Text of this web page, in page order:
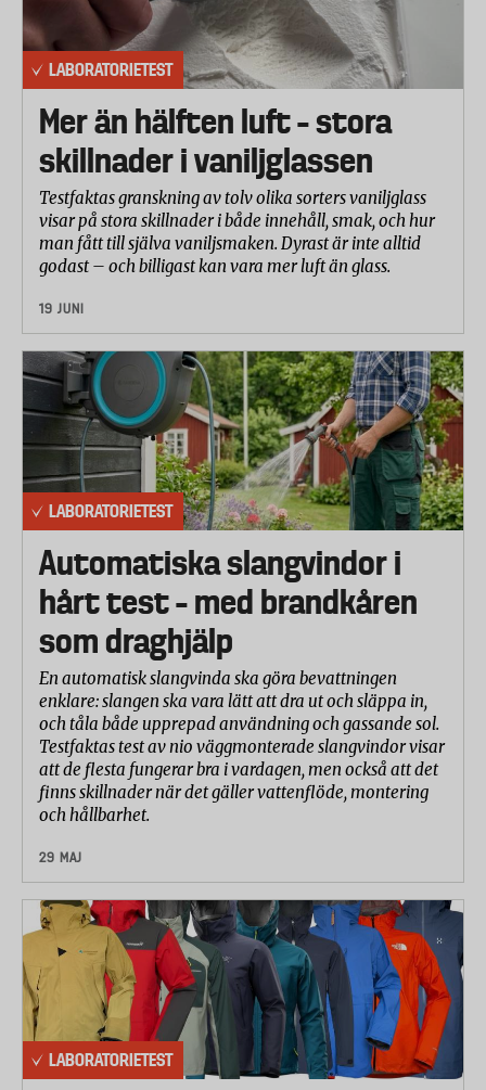
LABORATORIETEST
Mer än hälften luft – stora
skillnader i vaniljglassen
Testfaktas granskning av tolv olika sorters vaniljglass
visar på stora skillnader i både innehåll, smak, och hur
man fått till själva vaniljsmaken. Dyrast är inte alltid
godast – och billigast kan vara mer luft än glass.
19 JUNI
LABORATORIETEST
Automatiska slangvindor i
hårt test – med brandkåren
som draghjälp
En automatisk slangvinda ska göra bevattningen
enklare: slangen ska vara lätt att dra ut och släppa in,
och tåla både upprepad användning och gassande sol.
Testfaktas test av nio väggmonterade slangvindor visar
att de flesta fungerar bra i vardagen, men också att det
finns skillnader när det gäller vattenflöde, montering
och hållbarhet.
29 MAJ
LABORATORIETEST